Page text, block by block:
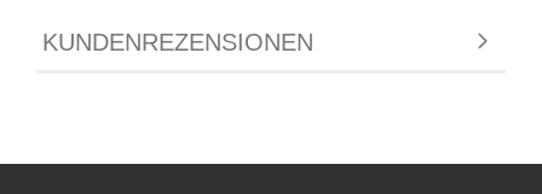
KUNDENREZENSIONEN